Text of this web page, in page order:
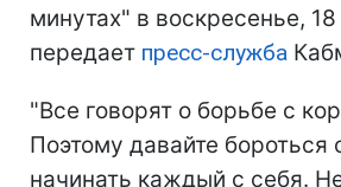
минутах" в воскресенье,
передает пресс-служба
"Все говорят о борьбе с
Поэтому давайте бороться
начинать каждый с себя.